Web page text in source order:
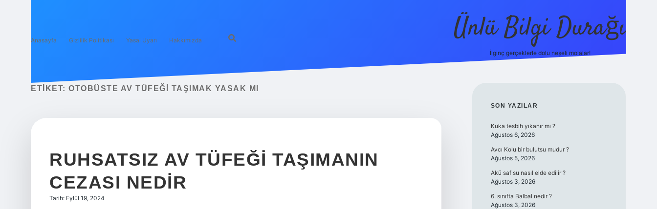
Anasayfa Gizlilik Politikası Yasal Uyarı Hakkımızda Ünlü Bilgi Durağı
İlginç gerçeklerle dolu neşeli molalar!
ETIKET: OTOBÜSTE AV TÜFEĞI TAŞIMAK YASAK MI
RUHSATSIZ AV TÜFEĞI TAŞIMANIN
CEZASI NEDIR
Tarih: Eylül 19, 2024
SIDEBAR
SON YAZILAR
Kuka tesbih yıkanır mı ?
Ağustos 6, 2026
Avcı Kolu bir bulutsu mudur ?
Ağustos 5, 2026
Akü saf su nasıl elde edilir ?
Ağustos 3, 2026
6. sınıfta Balbal nedir ?
Ağustos 3, 2026